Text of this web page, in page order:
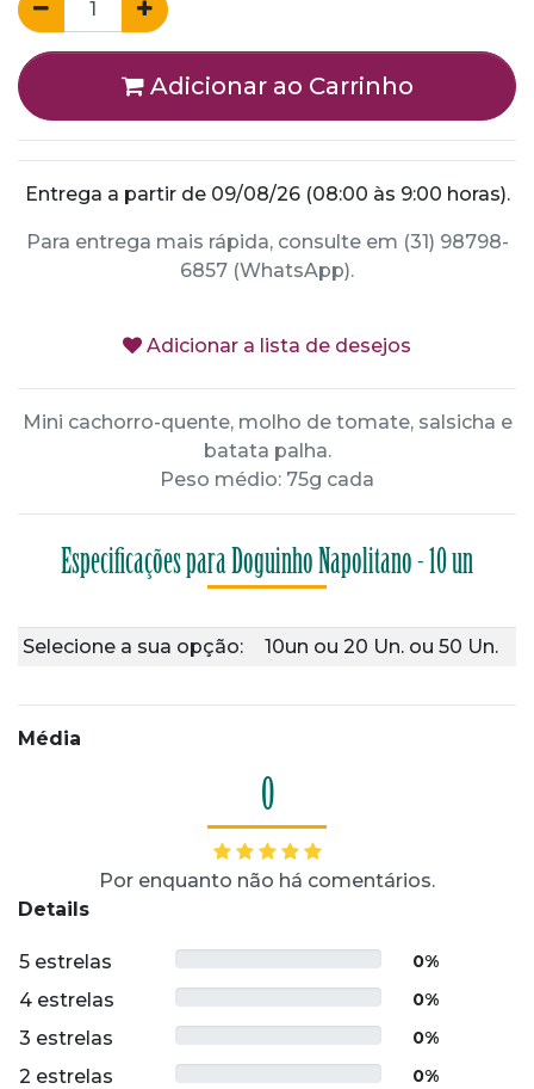
Adicionar ao Carrinho
Entrega a partir de 09/08/26 (08:00 às 9:00 horas).
Para entrega mais rápida, consulte em (31) 98798-
6857 (WhatsApp).
Adicionar a lista de desejos
Mini cachorro-quente, molho de tomate, salsicha e
batata palha.
Peso médio: 75g cada
Especificações para Doguinho Napolitano - 10 un
Selecione a sua opção: 10un ou 20 Un. ou 50 Un.
Média
0
Por enquanto não há comentários.
Details
5 estrelas 0%
4 estrelas 0%
3 estrelas 0%
2 estrelas 0%